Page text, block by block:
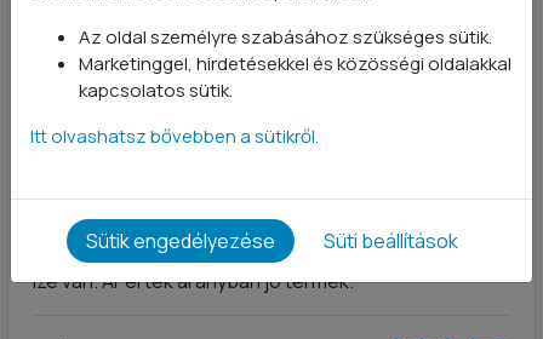
Finom, krémes és jól oldódó
fehérje. Ára jó. :) ( Tejcsoki)
Gonda Tamás- 2021-04-16
Brigitta- 2021-04-15
Kedvencem a vaníliás ízesítésű termék, nagyon finom
íze van. Ár érték arányban jó termék.
Az oldal személyre szabásához szükséges sütik.
Marketinggel, hirdetésekkel és közösségi oldalakkal
kapcsolatos sütik.
Itt olvashatsz bővebben a sütikről.
Sütik engedélyezése Süti beállítások